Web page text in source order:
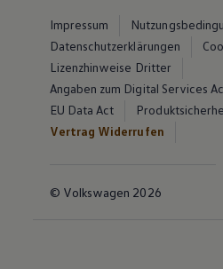
Impressum
Datenschutzerklärungen
Lizenzhinweise Dritter
Angaben zum Digital Services
EU Data Act
Vertrag Widerrufen
© Volkswagen 2026